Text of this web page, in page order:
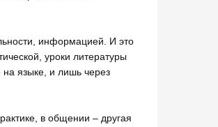
информацией. И это
уроки литературы
языке, и лишь через
в общении – другая